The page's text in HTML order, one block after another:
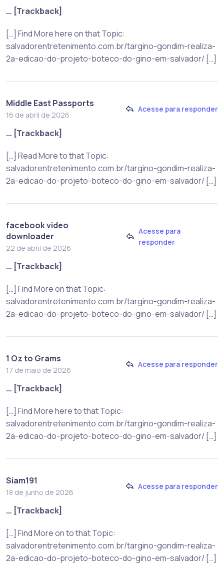
… [Trackback]
[…] Find More here on that Topic:
salvadorentretenimento.com.br/targino-gondim-realiza-
2a-edicao-do-projeto-boteco-do-gino-em-salvador/ […]
Middle East Passports
16 de abril de 2026
Acesse para responder
… [Trackback]
[…] Read More to that Topic:
salvadorentretenimento.com.br/targino-gondim-realiza-
2a-edicao-do-projeto-boteco-do-gino-em-salvador/ […]
facebook video
downloader
22 de abril de 2026
Acesse para
responder
… [Trackback]
[…] Find More on that Topic:
salvadorentretenimento.com.br/targino-gondim-realiza-
2a-edicao-do-projeto-boteco-do-gino-em-salvador/ […]
1 Oz to Grams
17 de maio de 2026
Acesse para responder
… [Trackback]
[…] Find More here to that Topic:
salvadorentretenimento.com.br/targino-gondim-realiza-
2a-edicao-do-projeto-boteco-do-gino-em-salvador/ […]
Siam191
18 de junho de 2026
Acesse para responder
… [Trackback]
[…] Find More on to that Topic:
salvadorentretenimento.com.br/targino-gondim-realiza-
2a-edicao-do-projeto-boteco-do-gino-em-salvador/ […]